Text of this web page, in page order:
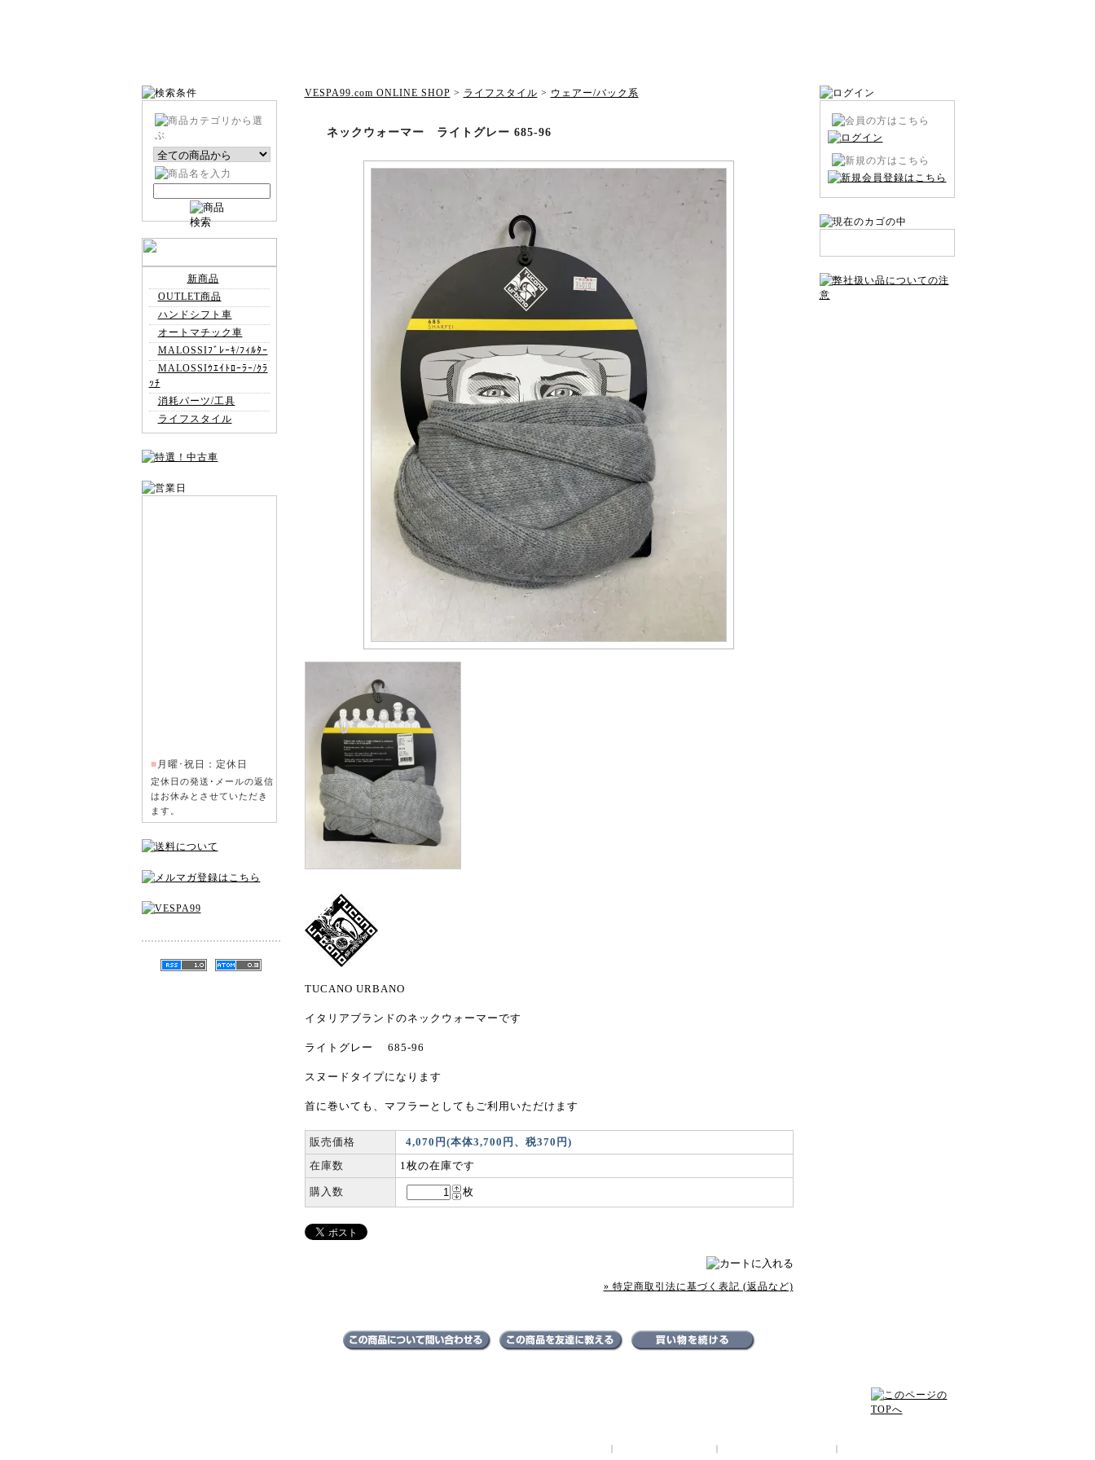
新商品
OUTLET商品
ハンドシフト車
オートマチック車
MALOSSIﾌﾞﾚｰｷ/ﾌｨﾙﾀｰ
MALOSSIｳｴｲﾄﾛｰﾗｰ/ｸﾗ
ｯﾁ
消耗パーツ/工具
ライフスタイル
■ 月曜･祝日：定休日
定休日の発送･メールの返信
はお休みとさせていただき
ます。
VESPA99.com ONLINE SHOP > ライフスタイル > ウェアー/バック系
ネックウォーマー ライトグレー 685-96
TUCANO URBANO
イタリアブランドのネックウォーマーです
ライトグレー 685-96
スヌードタイプになります
首に巻いても、マフラーとしてもご利用いただけます
販売価格
4,070円(本体3,700円、税370円)
在庫数
1枚の在庫です
購入数 枚
» 特定商取引法に基づく表記 (返品など)